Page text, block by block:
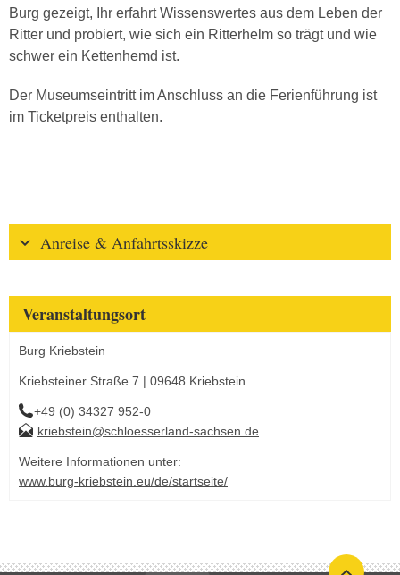
Burg gezeigt, Ihr erfahrt Wissenswertes aus dem Leben der
Ritter und probiert, wie sich ein Ritterhelm so trägt und wie
schwer ein Kettenhemd ist.
Der Museumseintritt im Anschluss an die Ferienführung ist
im Ticketpreis enthalten.
Anreise & Anfahrtsskizze
Veranstaltungsort
Burg Kriebstein
Kriebsteiner Straße 7 | 09648 Kriebstein
+49 (0) 34327 952-0
kriebstein@schloesserland-sachsen.de
Weitere Informationen unter:
www.burg-kriebstein.eu/de/startseite/